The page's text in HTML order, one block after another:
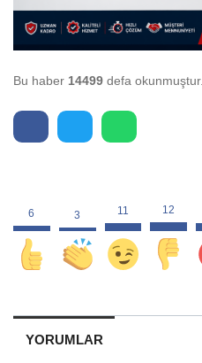
Bu haber 14499 defa okunmuştur.
YORUMLAR